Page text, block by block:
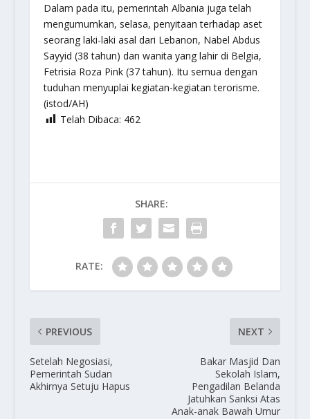
Dalam pada itu, pemerintah Albania juga telah
mengumumkan, selasa, penyitaan terhadap aset
seorang laki-laki asal dari Lebanon, Nabel Abdus
Sayyid (38 tahun) dan wanita yang lahir di Belgia,
Fetrisia Roza Pink (37 tahun). Itu semua dengan
tuduhan menyuplai kegiatan-kegiatan terorisme.
(istod/AH)
Telah Dibaca: 462
SHARE:
RATE:
PREVIOUS
Setelah Negosiasi,
Pemerintah Sudan
Akhirnya Setuju Hapus
NEXT
Bakar Masjid Dan
Sekolah Islam,
Pengadilan Belanda
Jatuhkan Sanksi Atas
Anak-anak Bawah Umur